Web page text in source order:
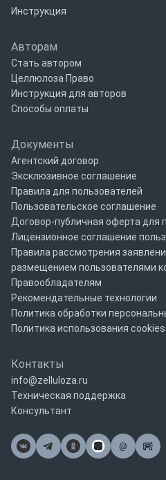
Инструкция
Авторам
Стать автором
Целлюлоза Право
Инструкция для авторов
Способы оплаты
Документы
Агентский договор
Эксклюзивное соглашение
Правила для пользователей
Пользовательское соглашение
Договор-публичная оферта для
Лицензионное соглашение
Правила рассмотрения
размещением пользователями
Правообладателям
Рекомендательные технологии
Политика обработки
Политика использования cookies
Контакты
info@zelluloza.ru
Техническая поддержка
Консультант
@
Почта